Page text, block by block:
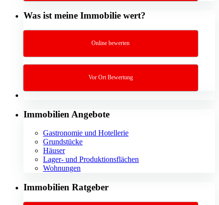
Was ist meine Immobilie wert?
Online bewerten
Vor Ort Bewertung
Immobilien Angebote
Gastronomie und Hotellerie
Grundstücke
Häuser
Lager- und Produktionsflächen
Wohnungen
Immobilien Ratgeber